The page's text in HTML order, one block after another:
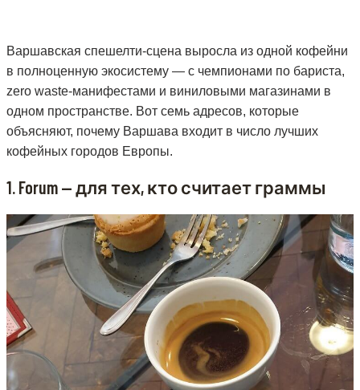
Варшавская спешелти-сцена выросла из одной кофейни
в полноценную экосистему — с чемпионами по бариста,
zero waste-манифестами и виниловыми магазинами в
одном пространстве. Вот семь адресов, которые
объясняют, почему Варшава входит в число лучших
кофейных городов Европы.
1. Forum — для тех, кто считает граммы